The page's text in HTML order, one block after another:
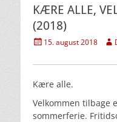
KÆRE ALLE,
(2018)
Udgivet
15. august 2018
Kære alle.
Velkommen tilbage
sommerferie.